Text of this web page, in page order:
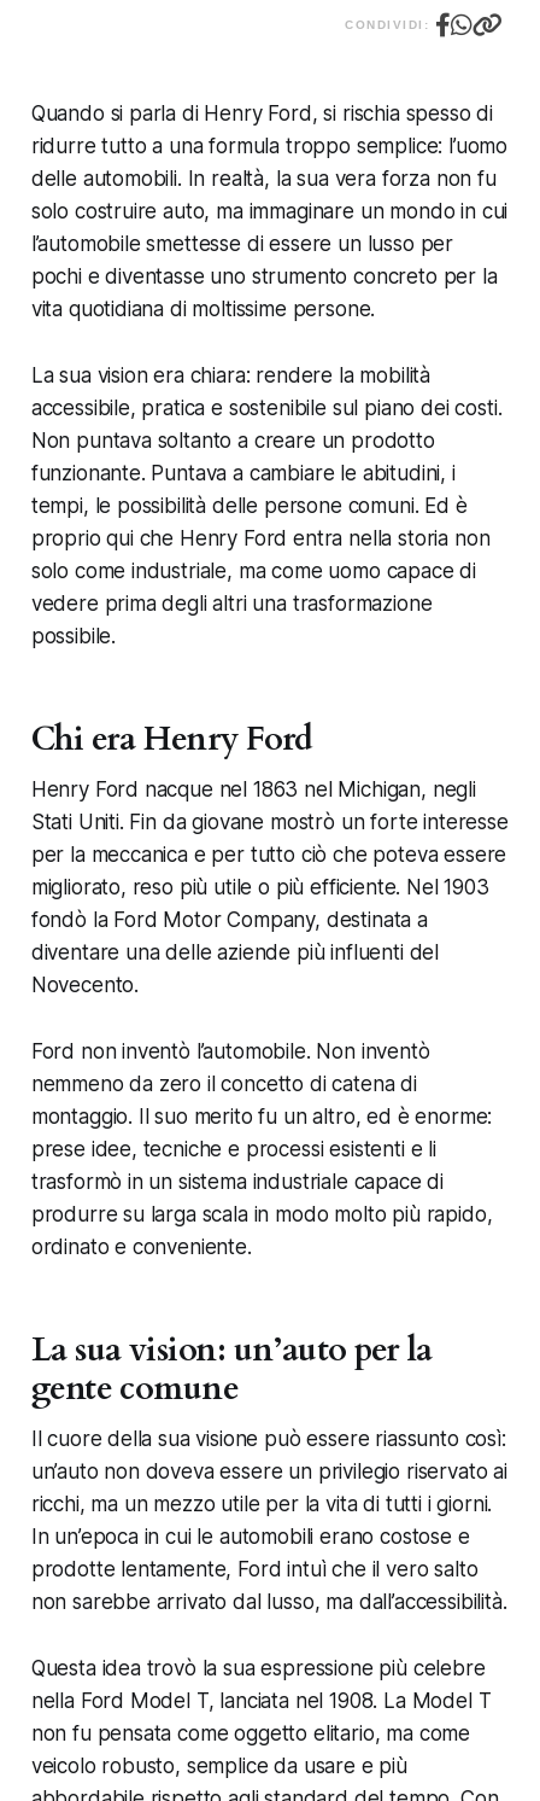
CONDIVIDI:
Quando si parla di Henry Ford, si rischia spesso di
ridurre tutto a una formula troppo semplice: l’uomo
delle automobili. In realtà, la sua vera forza non fu
solo costruire auto, ma immaginare un mondo in cui
l’automobile smettesse di essere un lusso per
pochi e diventasse uno strumento concreto per la
vita quotidiana di moltissime persone.
La sua vision era chiara: rendere la mobilità
accessibile, pratica e sostenibile sul piano dei costi.
Non puntava soltanto a creare un prodotto
funzionante. Puntava a cambiare le abitudini, i
tempi, le possibilità delle persone comuni. Ed è
proprio qui che Henry Ford entra nella storia non
solo come industriale, ma come uomo capace di
vedere prima degli altri una trasformazione
possibile.
Chi era Henry Ford
Henry Ford nacque nel 1863 nel Michigan, negli
Stati Uniti. Fin da giovane mostrò un forte interesse
per la meccanica e per tutto ciò che poteva essere
migliorato, reso più utile o più efficiente. Nel 1903
fondò la Ford Motor Company, destinata a
diventare una delle aziende più influenti del
Novecento.
Ford non inventò l’automobile. Non inventò
nemmeno da zero il concetto di catena di
montaggio. Il suo merito fu un altro, ed è enorme:
prese idee, tecniche e processi esistenti e li
trasformò in un sistema industriale capace di
produrre su larga scala in modo molto più rapido,
ordinato e conveniente.
La sua vision: un’auto per la
gente comune
Il cuore della sua visione può essere riassunto così:
un’auto non doveva essere un privilegio riservato ai
ricchi, ma un mezzo utile per la vita di tutti i giorni.
In un’epoca in cui le automobili erano costose e
prodotte lentamente, Ford intuì che il vero salto
non sarebbe arrivato dal lusso, ma dall’accessibilità.
Questa idea trovò la sua espressione più celebre
nella Ford Model T, lanciata nel 1908. La Model T
non fu pensata come oggetto elitario, ma come
veicolo robusto, semplice da usare e più